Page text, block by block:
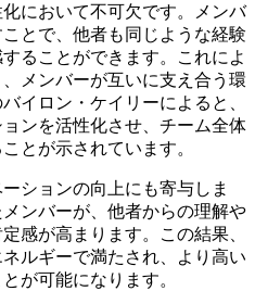
において不可欠です。メンバ
とで、他者も同じような経験
ることができます。これによ
メンバーが互いに支え合う環
イロン・ケイリーによると、
ンを活性化させ、チーム全体
とが示されています。
ションの向上にも寄与しま
ンバーが、他者からの理解や
感が高まります。この結果、
ルギーで満たされ、より高い
が可能になります。